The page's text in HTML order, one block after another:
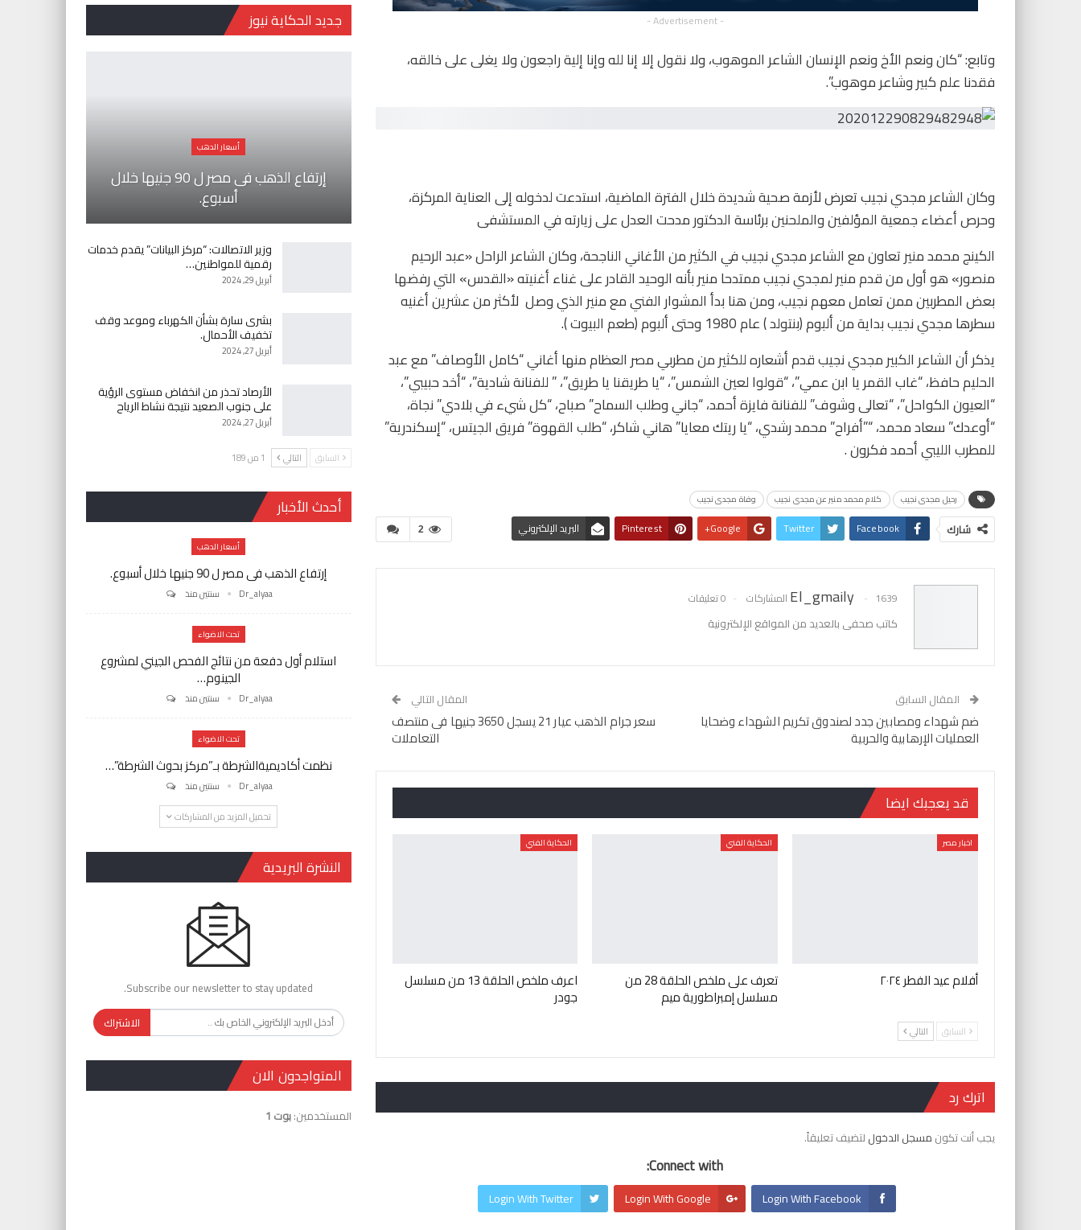
- Advertisement -
وتابع: “كان ونعم الأخ ونعم الإنسان الشاعر الموهوب، ولا نقول إلا إنا لله وإنا إلية راجعون ولا يغلى على خالقه،
فقدنا علم كبير وشاعر موهوب”.
وكان الشاعر مجدي نجيب تعرض لأزمة صحية شديدة خلال الفترة الماضية، استدعت لدخوله إلى العناية المركزة،
وحرص أعضاء جمعية المؤلفين والملحنين برئاسة الدكتور مدحت العدل على زيارته في المستشفى
الكينج محمد منير تعاون مع الشاعر مجدي نجيب في الكثير من الأغاني الناجحة، وكان الشاعر الراحل «عبد الرحيم
منصور» هو أول من قدم منير لمجدي نجيب ممتدحا منير بأنه الوحيد القادر على غناء أغنيته «القدس» التي رفضها
بعض المطربين ممن تعامل معهم نجيب، ومن هنا بدأ المشوار الفني مع منير الذي وصل لأكثر من عشرين أغنيه
سطرها مجدي نجيب بداية من ألبوم (بنتولد ) عام 1980 وحتى ألبوم (طعم البيوت )
.
يذكر أن الشاعر الكبير مجدي نجيب قدم أشعاره للكثير من مطربي مصر العظام منها أغاني “كامل الأوصاف” مع عبد
الحليم حافظ، “غاب القمر يا ابن عمي”، “قولوا لعين الشمس”، “يا طريقنا يا طريق”، ” للفنانة شادية”، “أخد حبيبي”،
“العيون الكواحل”، “تعالى وشوف” للفنانة فايزة أحمد، “جاني وطلب السماح” صباح، “كل شيء في بلادي” نجاة،
“أوعدك” سعاد محمد، “”أفراح” محمد رشدي، “يا ريتك معايا” هاني شاكر، “طلب القهوة” فريق الجيتس، “إسكندرية”
للمطرب الليبي أحمد فكرون .
رحيل مجدى نجيب كلام محمد منير عن مجدى نجيب وفاة مجدى نجيب
2 شارك Facebook
Twitter
Google+
Pinterest البريد الإلكتروني
El_gmaily 1639 المشاركات 0 تعليقات
كاتب صحفى بالعديد من المواقع الإلكترونية
المقال السابق
ضم شهداء ومصابين جدد لصندوق تكريم الشهداء وضحايا
العمليات الإرهابية والحربية
المقال التالي
سعر جرام الذهب عيار 21 يسجل 3650 جنيها فى منتصف
التعاملات
قد يعجبك ايضا
اخبار مصر
أفلام عيد الفطر ٢٠٢٤
الحكاية الفني
تعرف على ملخص الحلقة 28 من
مسلسل إمبراطورية ميم
الحكاية الفني
اعرف ملخص الحلقة 13 من مسلسل
جودر
السابق التالي
اترك رد
يجب أنت تكون مسجل الدخول لتضيف تعليقاً.
Connect with:
Login With Facebook
Login With Google
Login With Twitter
جديد الحكاية نيوز
أسعار الدهب
إرتفاع الذهب فى مصر ل 90 جنيها خلال
أسبوع.
وزير الاتصالات: “مركز البيانات” يقدم خدمات
رقمية للمواطنين…
أبريل 29, 2024
بشرى سارة بشأن الكهرباء وموعد وقف
تخفيف الأحمال.
أبريل 27, 2024
الأرصاد تحذر من انخفاض مستوى الرؤية
على جنوب الصعيد نتيجة نشاط الرياح
أبريل 27, 2024
السابق التالي 1 من 189
أحدث الأخبار
أسعار الدهب
إرتفاع الذهب فى مصر ل 90 جنيها خلال أسبوع.
Dr_alyaa سنتين منذ
تحت الاضواء
استلام أول دفعة من نتائج الفحص الجيني لمشروع
الجينوم…
Dr_alyaa سنتين منذ
تحت الاضواء
نظمت أكاديميةالشرطة بـ”مركز بحوث الشرطة”…
Dr_alyaa
سنتين منذ
تحميل المزيد من المشاركات
النشرة البريدية
Subscribe our newsletter to stay updated.
الاشتراك
المتواجدون الان
المستخدمين:بوت 1